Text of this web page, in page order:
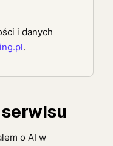
i danych
.
o AI w